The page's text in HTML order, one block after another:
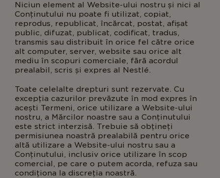
Niciun element al Website-ului nostru și nici al
Conținutului nu poate fi utilizat, copiat,
reprodus, republicat, încărcat, postat, afișat
public, difuzat, publicat, codificat, tradus,
transmis sau distribuit în orice fel către orice
alt computer, server, website sau orice alt
mediu în scopuri comerciale, fără acordul
prealabil, scris și expres al Nestlé.
Toate celelalte drepturi sunt rezervate. Cu
excepția cazurilor prevăzute în mod expres în
acești Termeni, orice utilizare a Website-ului
nostru, a Mărcilor noastre sau a Conținutului
este strict interzisă. Trebuie să obțineți
permisiunea noastră prealabilă pentru orice
altă utilizare a Website-ului nostru sau a
Conținutului, inclusiv orice utilizare în scop
comercial, pe care o putem acorda, refuza sau
condiționa la discreția noastră.